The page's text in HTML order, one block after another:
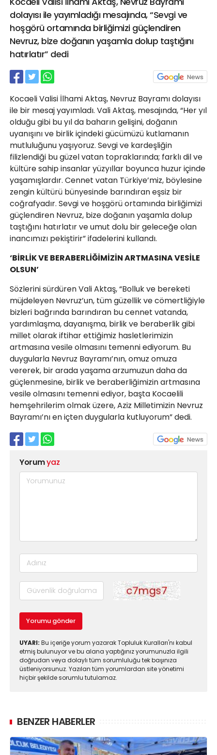
dolayısı ile yayımladığı mesajında, “Sevgi ve
hoşgörü ortamında birliğimizi güçlendiren
Nevruz, bize doğanın yaşamla dolup taştığını
hatırlatır” dedi
Kocaeli Valisi İlhami Aktaş, Nevruz Bayramı dolayısı
ile bir mesaj yayımladı. Vali Aktaş, mesajında, “Her yıl
olduğu gibi bu yıl da baharın gelişini, doğanın
uyanışını ve birlik içindeki gücümüzü kutlamanın
mutluluğunu yaşıyoruz. Sevgi ve kardeşliğin
filizlendiği bu güzel vatan topraklarında; farklı dil ve
kültüre sahip insanlar yüzyıllar boyunca huzur içinde
yaşamışlardır. Cennet vatan Türkiye’miz, böylesine
zengin kültürü bünyesinde barındıran eşsiz bir
coğrafyadır. Sevgi ve hoşgörü ortamında birliğimizi
güçlendiren Nevruz, bize doğanın yaşamla dolup
taştığını hatırlatır ve umut dolu bir geleceğe olan
inancımızı pekiştirir” ifadelerini kullandı.
‘BİRLİK VE BERABERLİĞİMİZİN ARTMASINA VESİLE
OLSUN’
Sözlerini sürdüren Vali Aktaş, “Bolluk ve bereketi
müjdeleyen Nevruz’un, tüm güzellik ve cömertliğiyle
bizleri bağrında barındıran bu cennet vatanda,
yardımlaşma, dayanışma, birlik ve beraberlik gibi
millet olarak iftihar ettiğimiz hasletlerimizin
artmasına vesile olmasını temenni ediyorum. Bu
duygularla Nevruz Bayramı’nın, omuz omuza
vererek, bir arada yaşama arzumuzun daha da
güçlenmesine, birlik ve beraberliğimizin artmasına
vesile olmasını temenni ediyor, başta Kocaelili
hemşehrilerim olmak üzere, Aziz Milletimizin Nevruz
Bayramı’nı en içten duygularla kutluyorum” dedi.
Yorumyaz
Yorumu gönder
UYARI: Bu içeriğe yorum yazarak Topluluk Kuralları'nı kabul
etmiş bulunuyor ve bu alana yaptığınız yorumunuzla ilgili
doğrudan veya dolaylı tüm sorumluluğu tek başınıza
üstleniyorsunuz. Yazılan tüm yorumlardan site yönetimi
hiçbir şekilde sorumlu tutulamaz.
BENZER HABERLER
21 Gölcük
02624132333
haber@golcukpostasi.com